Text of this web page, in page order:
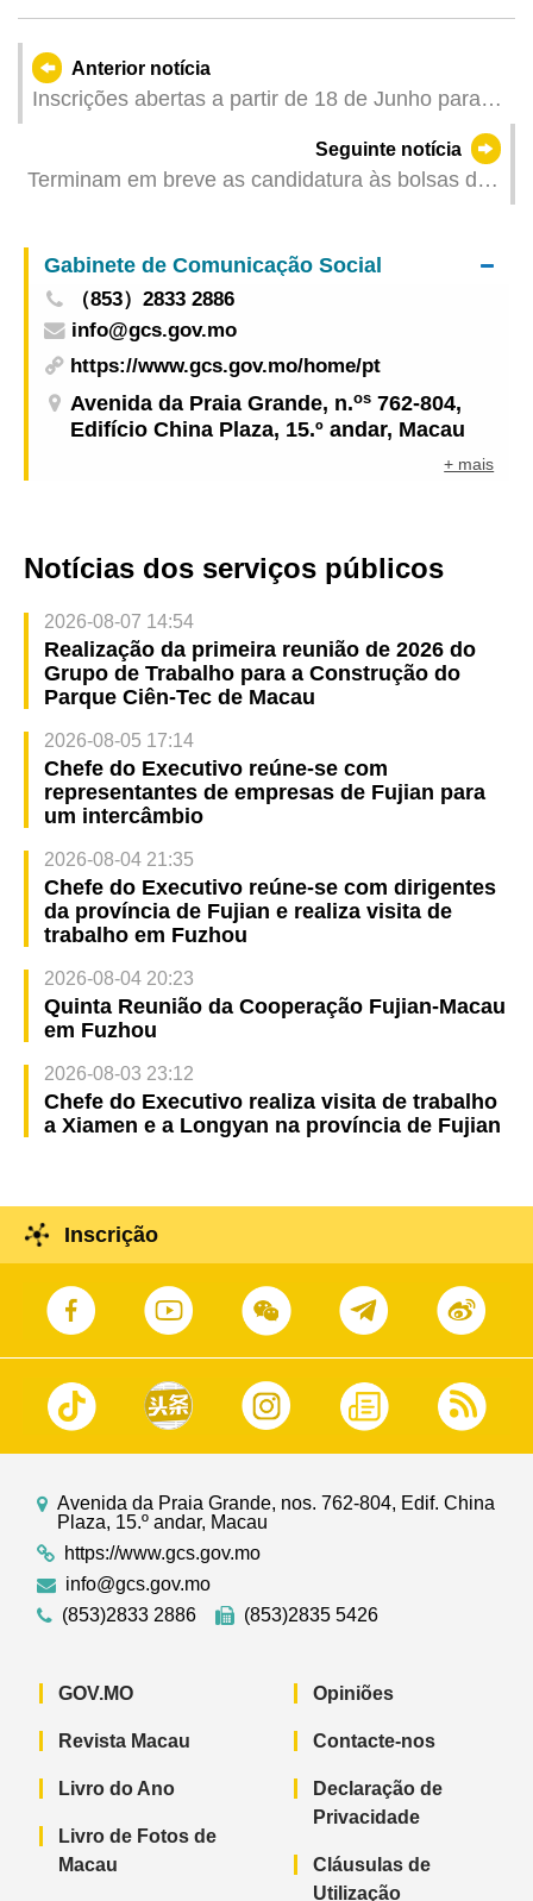
Anterior notícia
Inscrições abertas a partir de 18 de Junho para o
“Seminário sobre segurança no manuseamento
de aparelhos elevatórios e na elevação e
transporte de cargas” organizado pela DSAL,
do sector
Seguinte notícia
Terminam em breve as candidatura às bolsas de
“Plano de financiamento das bolsas de estudo
para o ensino superior” do Fundo Educativo para
o ano lectivo de 2024/2025
Gabinete de Comunicação Social
（853）2833 2886
info@gcs.gov.mo
https://www.gcs.gov.mo/home/pt
Avenida da Praia Grande, n.os 762-804,
Edifício China Plaza, 15.º andar, Macau
+ mais
Notícias dos serviços públicos
2026-08-07 14:54
Realização da primeira reunião de 2026 do
Grupo de Trabalho para a Construção do
Parque Ciên-Tec de Macau
2026-08-05 17:14
Chefe do Executivo reúne-se com
representantes de empresas de Fujian para
um intercâmbio
2026-08-04 21:35
Chefe do Executivo reúne-se com dirigentes
da província de Fujian e realiza visita de
trabalho em Fuzhou
2026-08-04 20:23
Quinta Reunião da Cooperação Fujian-Macau
em Fuzhou
2026-08-03 23:12
Chefe do Executivo realiza visita de trabalho
a Xiamen e a Longyan na província de Fujian
Inscrição
Avenida da Praia Grande, nos. 762-804, Edif. China
Plaza, 15.º andar, Macau
https://www.gcs.gov.mo
info@gcs.gov.mo
(853)2833 2886
(853)2835 5426
GOV.MO
Revista Macau
Livro do Ano
Livro de Fotos de
Macau
Opiniões
Contacte-nos
Declaração de
Privacidade
Cláusulas de
Utilização